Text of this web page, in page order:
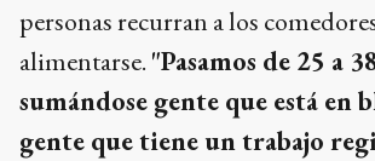
personas recurran a los
alimentarse. "Pasamos de 25 a
sumándose gente que está en
gente que tiene un trabajo